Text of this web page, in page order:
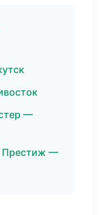
—
Престиж —